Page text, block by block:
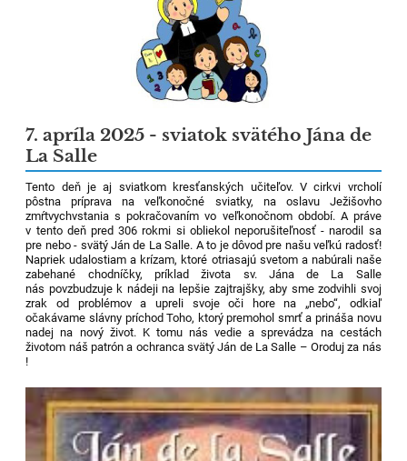
7. apríla 2025 - sviatok svätého Jána de
La Salle
Tento deň je aj sviatkom kresťanských učiteľov. V cirkvi vrcholí
pôstna príprava na veľkonočné sviatky, na oslavu Ježišovho
zmŕtvychvstania s pokračovaním vo veľkonočnom období. A práve
v tento deň pred 306 rokmi si obliekol neporušiteľnosť - narodil sa
pre nebo - svätý Ján de La Salle. A to je dôvod pre našu veľkú radosť!
Napriek udalostiam a krízam, ktoré otriasajú svetom a nabúrali naše
zabehané chodníčky, príklad života sv. Jána de La Salle
nás povzbudzuje k nádeji na lepšie zajtrajšky, aby sme zodvihli svoj
zrak od problémov a upreli svoje oči hore na „nebo“, odkiaľ
očakávame slávny príchod Toho, ktorý premohol smrť a prináša novu
nadej na nový život. K tomu nás vedie a sprevádza na cestách
životom náš patrón a ochranca svätý Ján de La Salle – Oroduj za nás
!